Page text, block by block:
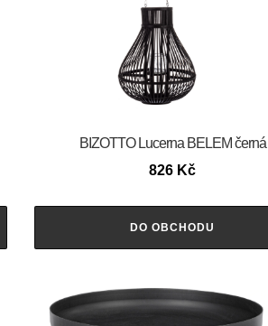
BIZOTTO Lucerna BELEM černá
826 Kč
DO OBCHODU